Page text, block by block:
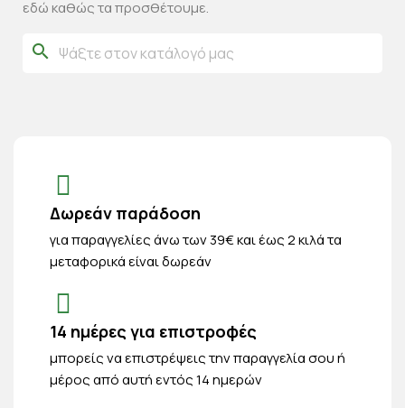
εδώ καθώς τα προσθέτουμε.
search
Δωρεάν παράδοση
για παραγγελίες άνω των 39€ και έως 2 κιλά τα
μεταφορικά είναι δωρεάν
14 ημέρες για επιστροφές
μπορείς να επιστρέψεις την παραγγελία σου ή
μέρος από αυτή εντός 14 ημερών